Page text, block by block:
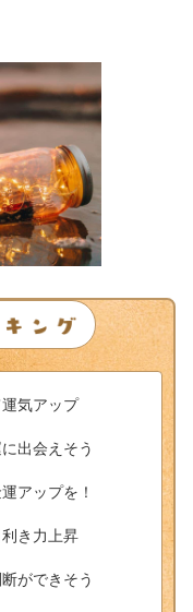
気アップ
出会えそう
アップを！
き力上昇
ができそう